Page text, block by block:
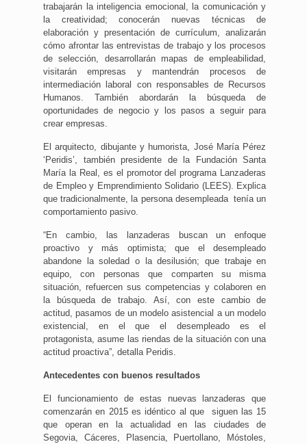
trabajarán la inteligencia emocional, la comunicación y
la creatividad; conocerán nuevas técnicas de
elaboración y presentación de currículum, analizarán
cómo afrontar las entrevistas de trabajo y los procesos
de selección, desarrollarán mapas de empleabilidad,
visitarán empresas y mantendrán procesos de
intermediación laboral con responsables de Recursos
Humanos. También abordarán la búsqueda de
oportunidades de negocio y los pasos a seguir para
crear empresas.
El arquitecto, dibujante y humorista, José María Pérez
‘Peridis’, también presidente de la Fundación Santa
María la Real, es el promotor del programa Lanzaderas
de Empleo y Emprendimiento Solidario (LEES). Explica
que tradicionalmente, la persona desempleada tenía un
comportamiento pasivo.
“En cambio, las lanzaderas buscan un enfoque
proactivo y más optimista; que el desempleado
abandone la soledad o la desilusión; que trabaje en
equipo, con personas que comparten su misma
situación, refuercen sus competencias y colaboren en
la búsqueda de trabajo. Así, con este cambio de
actitud, pasamos de un modelo asistencial a un modelo
existencial, en el que el desempleado es el
protagonista, asume las riendas de la situación con una
actitud proactiva”, detalla Peridis.
Antecedentes con buenos resultados
El funcionamiento de estas nuevas lanzaderas que
comenzarán en 2015 es idéntico al que siguen las 15
que operan en la actualidad en las ciudades de
Segovia, Cáceres, Plasencia, Puertollano, Móstoles,